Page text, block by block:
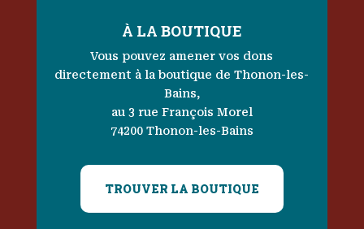
À LA BOUTIQUE
Vous pouvez amener vos dons
directement à la boutique de Thonon-les-
Bains,
au 3 rue François Morel
74200 Thonon-les-Bains
TROUVER LA BOUTIQUE